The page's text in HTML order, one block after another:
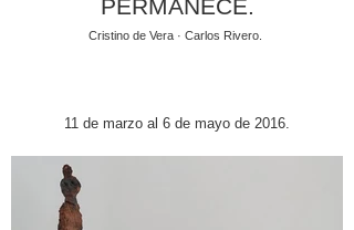
PERMANECE.
11 de marzo al 6 de mayo de 2016.
Cristino de Vera · Carlos Rivero.